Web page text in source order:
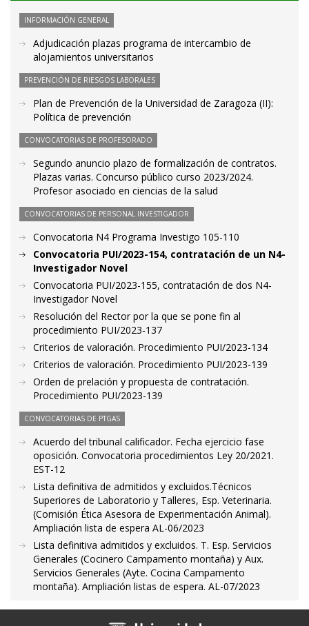
INFORMACIÓN GENERAL
Adjudicación plazas programa de intercambio de
alojamientos universitarios
PREVENCIÓN DE RIESGOS LABORALES
Plan de Prevención de la Universidad de Zaragoza (II):
Política de prevención
CONVOCATORIAS DE PROFESORADO
Segundo anuncio plazo de formalización de contratos.
Plazas varias. Concurso público curso 2023/2024.
Profesor asociado en ciencias de la salud
CONVOCATORIAS DE PERSONAL INVESTIGADOR
Convocatoria N4 Programa Investigo 105-110
Convocatoria PUI/2023-154, contratación de un N4-
Investigador Novel
Convocatoria PUI/2023-155, contratación de dos N4-
Investigador Novel
Resolución del Rector por la que se pone fin al
procedimiento PUI/2023-137
Criterios de valoración. Procedimiento PUI/2023-134
Criterios de valoración. Procedimiento PUI/2023-139
Orden de prelación y propuesta de contratación.
Procedimiento PUI/2023-139
CONVOCATORIAS DE PTGAS
Acuerdo del tribunal calificador. Fecha ejercicio fase
oposición. Convocatoria procedimientos Ley 20/2021.
EST-12
Lista definitiva de admitidos y excluidos.Técnicos
Superiores de Laboratorio y Talleres, Esp. Veterinaria.
(Comisión Ética Asesora de Experimentación Animal).
Ampliación lista de espera AL-06/2023
Lista definitiva admitidos y excluidos. T. Esp. Servicios
Generales (Cocinero Campamento montaña) y Aux.
Servicios Generales (Ayte. Cocina Campamento
montaña). Ampliación listas de espera. AL-07/2023